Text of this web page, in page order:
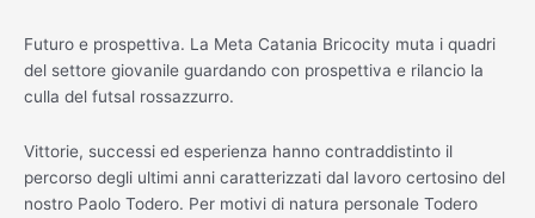
Futuro e prospettiva. La Meta Catania Bricocity muta i quadri
del settore giovanile guardando con prospettiva e rilancio la
culla del futsal rossazzurro.
Vittorie, successi ed esperienza hanno contraddistinto il
percorso degli ultimi anni caratterizzati dal lavoro certosino del
nostro Paolo Todero. Per motivi di natura personale Todero